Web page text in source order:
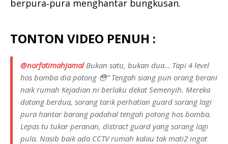
berpura‑pura menghantar bungkusan.
TONTON VIDEO PENUH :
@norfatimahjamalBukan satu, bukan dua… Tapi 4 level
hos bomba dia potong 😳” Tengah siang pun orang berani
naik rumah Kejadian ni berlaku dekat Semenyih. Mereka
datang berdua, sorang tarik perhatian guard sorang lagi
pura hantar barang padahal tengah potong hos bomba.
Lepas tu tukar peranan, distract guard yang sorang lagi
pula. Nasib baik ada CCTV rumah kalau tak mati2 ingat